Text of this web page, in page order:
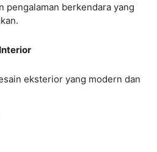
pengalaman berkendara yang
eksterior yang modern dan